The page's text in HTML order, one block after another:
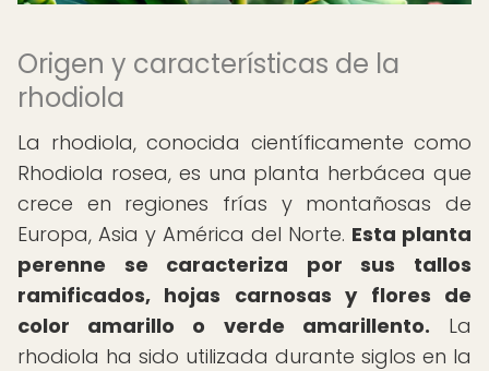
Origen y características de la
rhodiola
La rhodiola, conocida científicamente como
Rhodiola rosea, es una planta herbácea que
crece en regiones frías y montañosas de
Europa, Asia y América del Norte. Esta planta
perenne se caracteriza por sus tallos
ramificados, hojas carnosas y flores de
color amarillo o verde amarillento. La
rhodiola ha sido utilizada durante siglos en la